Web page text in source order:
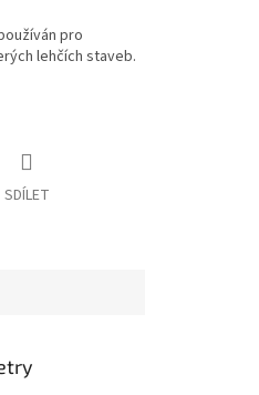
pro
lehčích staveb.
SDÍLET